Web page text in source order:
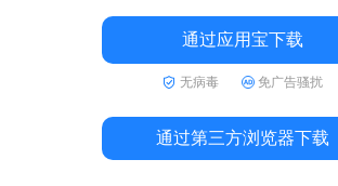
通过应用宝下载
无病毒 免广告骚扰
通过第三方浏览器下载